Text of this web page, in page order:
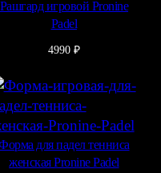
Рашгард игровой Pronine
Padel
4990 ₽
для падел тенниса
женская Pronine Padel